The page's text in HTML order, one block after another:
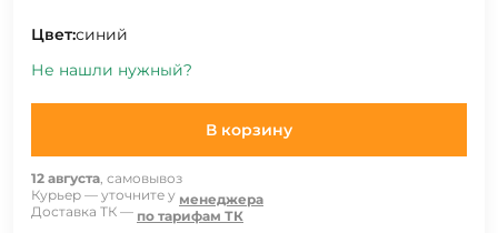
Цвет:синий
Не нашли нужный?
В корзину
12 августа, самовывоз
Курьер — уточните у менеджера
Доставка ТК — по тарифам ТК